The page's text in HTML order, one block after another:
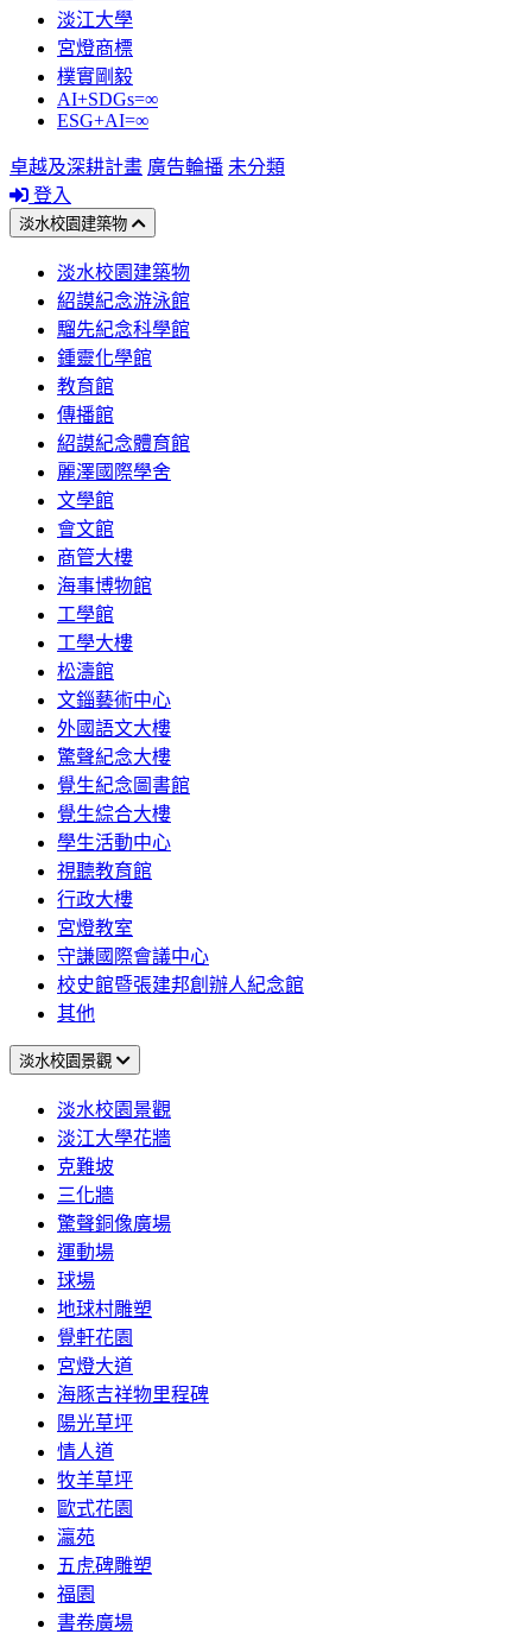
淡江大學
宮燈商標
樸實剛毅
AI+SDGs=∞
ESG+AI=∞
卓越及深耕計畫 廣告輪播 未分類
登入
淡水校園建築物
淡水校園建築物
紹謨紀念游泳館
騮先紀念科學館
鍾靈化學館
教育館
傳播館
紹謨紀念體育館
麗澤國際學舍
文學館
會文館
商管大樓
海事博物館
工學館
工學大樓
松濤館
文錙藝術中心
外國語文大樓
驚聲紀念大樓
覺生紀念圖書館
覺生綜合大樓
學生活動中心
視聽教育館
行政大樓
宮燈教室
守謙國際會議中心
校史館暨張建邦創辦人紀念館
其他
淡水校園景觀
淡水校園景觀
淡江大學花牆
克難坡
三化牆
驚聲銅像廣場
運動場
球場
地球村雕塑
覺軒花園
宮燈大道
海豚吉祥物里程碑
陽光草坪
情人道
牧羊草坪
歐式花園
瀛苑
五虎碑雕塑
福園
書卷廣場